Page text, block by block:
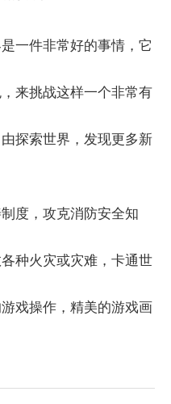
一件非常好的事情，它
来挑战这样一个非常有
探索世界，发现更多新
度，攻克消防安全知
种火灾或灾难，卡通世
戏操作，精美的游戏画